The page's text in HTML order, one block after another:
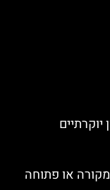
או פתוחה